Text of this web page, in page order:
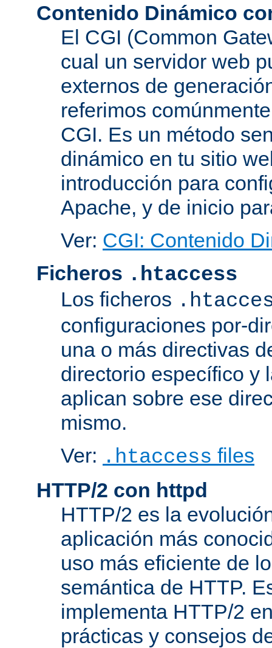
Contenido Dinámico
El CGI (Common
cual un servidor web
externos de
referimos
CGI. Es un método
dinámico en tu sitio
introducción para
Apache, y de inicio
Ver: CGI: Contenido
Ficheros .htaccess
Los ficheros
configuraciones por-
una o más directivas
directorio específico y
aplican sobre ese
mismo.
Ver: .htaccess files
HTTP/2 con httpd
HTTP/2 es la
aplicación más
uso más eficiente de
semántica de HTTP.
implementa HTTP/2
prácticas y consejos